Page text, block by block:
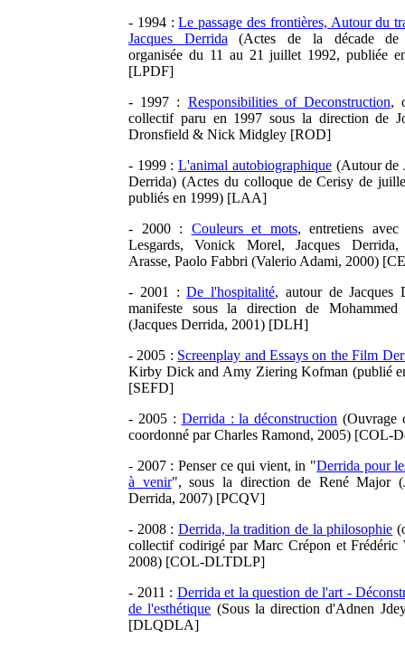
- 1994 :Le passage des frontières, Autour du
Jacques Derrida (Actes de la décade de
organisée du 11 au 21 juillet 1992, publiée
[LPDF]
- 1997 : Responsibilities of Deconstruction,
collectif paru en 1997 sous la direction de
Dronsfield & Nick Midgley [ROD]
- 1999 :L'animal autobiographique(Autour de
Derrida) (Actes du colloque de Cerisy de
publiés en 1999) [LAA]
- 2000 : Couleurs et mots, entretiens avec
Lesgards, Vonick Morel, Jacques Derrida,
Arasse, Paolo Fabbri (Valerio Adami, 2000)
- 2001 :De l'hospitalité, autour de Jacques
manifeste sous la direction de Mohammed
(Jacques Derrida, 2001) [DLH]
- 2005 : Screenplay and Essays on the Film
Kirby Dick and Amy Ziering Kofman (publié
[SEFD]
- 2005 : Derrida : la déconstruction (Ouvrage
coordonné par Charles Ramond, 2005) [COL-
- 2007 : Penser ce qui vient, in "Derrida pour
à venir", sous la direction de René Major
Derrida, 2007) [PCQV]
- 2008 : Derrida, la tradition de la philosophie
collectif codirigé par Marc Crépon et Frédéric
2008) [COL-DLTDLP]
- 2011 : Derrida et la question de l'art -
de l'esthétique (Sous la direction d'Adnen
[DLQDLA]